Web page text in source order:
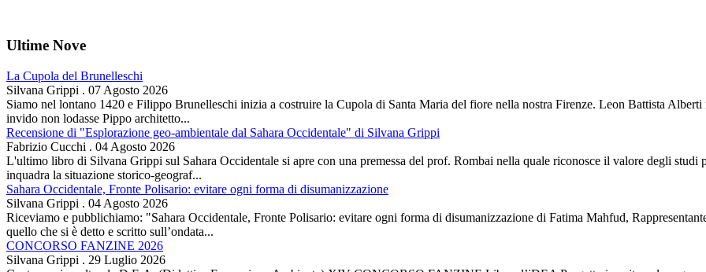
Ultime Nove
La Cupola del Brunelleschi
Silvana Grippi . 07 Agosto 2026
Siamo nel lontano 1420 e Filippo Brunelleschi inizia a costruire la Cupola di Santa Maria del fiore nella nostra Firenze. Leon Battista
invido non lodasse Pippo architetto...
Recensione di "Esplorazione geo-ambientale dal Sahara Occidentale" di Silvana Grippi
Fabrizio Cucchi . 04 Agosto 2026
L'ultimo libro di Silvana Grippi sul Sahara Occidentale si apre con una premessa del prof. Rombai nella quale riconosce il valore degli
inquadra la situazione storico-geograf...
Sahara Occidentale, Fronte Polisario: evitare ogni forma di disumanizzazione
Silvana Grippi . 04 Agosto 2026
Riceviamo e pubblichiamo: "Sahara Occidentale, Fronte Polisario: evitare ogni forma di disumanizzazione di Fatima Mahfud,
quello che si è detto e scritto sull’ondata...
CONCORSO FANZINE 2026
Silvana Grippi . 29 Luglio 2026